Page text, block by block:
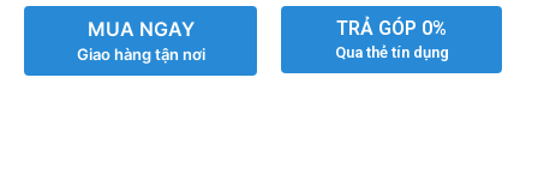
MUA NGAY
Giao hàng tận nơi
TRẢ GÓP 0%
Qua thẻ tín dụng